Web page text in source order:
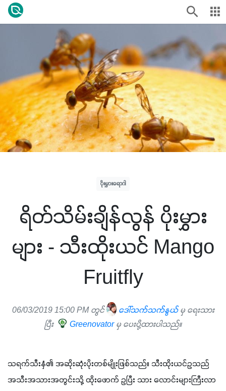
ပိုးမွှားရောဂါ
ရိတ်သိမ်းချိန်လွန် ပိုးမွှား
များ - သီးထိုးယင် Mango
Fruitfly
06/03/2019 15:00 PM တွင် ဒေါ်သက်သက်နွယ်မှ ရေးသား
ပြီး
Greenovator မှ ပေးပို့ထားပါသည်။
သရက်သီးနှံ၏ အဆိုးဆုံးပိုးတစ်မျိုးဖြစ်သည်။ သီးထိုးယင်ဥသည်
အသီးအသားအတွင်းသို့ ထိုးဖောက် ဥပြီး သား လောင်းများကြီးလာ